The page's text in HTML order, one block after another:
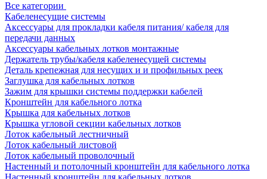
Все категории
Кабеленесущие системы
Аксессуары для прокладки кабеля питания/ кабеля для
передачи данных
Аксессуары кабельных лотков монтажные
Держатель трубы/кабеля кабеленесущей системы
Деталь крепежная для несущих и и профильных реек
Заглушка для кабельных лотков
Зажим для крышки системы поддержки кабелей
Кронштейн для кабельного лотка
Крышка для кабельных лотков
Крышка угловой секции кабельных лотков
Лоток кабельный лестничный
Лоток кабельный листовой
Лоток кабельный проволочный
Настенный и потолочный кронштейн для кабельного лотка
Настенный кронштейн для кабельных лотков